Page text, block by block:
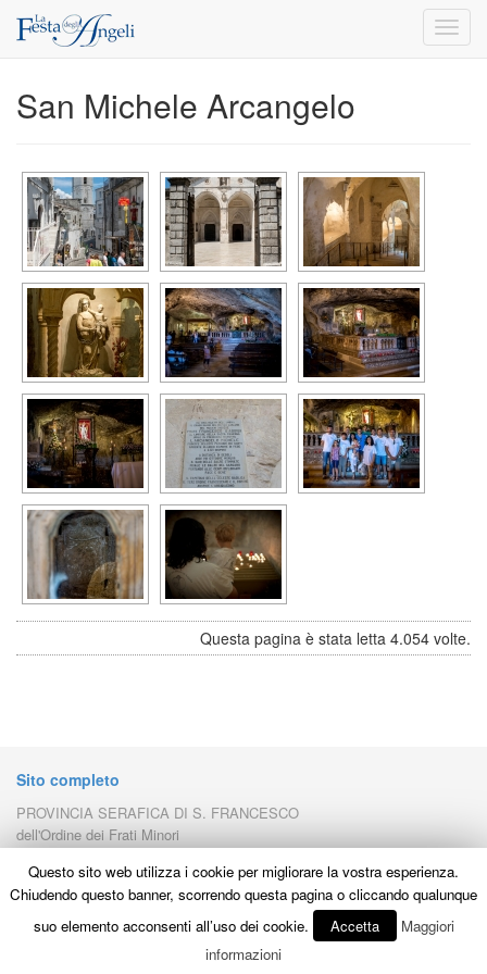
San Michele Arcangelo
Questa pagina è stata letta 4.054 volte.
Sito completo
PROVINCIA SERAFICA DI S. FRANCESCO
dell'Ordine dei Frati Minori
06081 - ASSISI (Pg) - Italy - C.F. e P.Iva 00160170544
Tel. 075.8051430 Fax 075.8051418
E-maillafestadegliangeli2011@gmail.com
Questo sito web utilizza i cookie per migliorare la vostra esperienza.
Chiudendo questo banner, scorrendo questa pagina o cliccando qualunque
suo elemento acconsenti all’uso dei cookie.
Accetta
Maggiori
informazioni